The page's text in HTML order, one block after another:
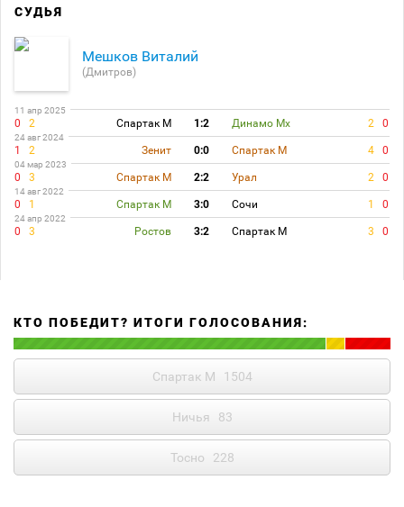
СУДЬЯ
Мешков Виталий
(Дмитров)
11 апр 2025
0 2 Спартак М 1:2 Динамо Мх 2 0
24 авг 2024
1 2 Зенит 0:0 Спартак М 4 0
04 мар 2023
0 3 Спартак М 2:2 Урал 2 0
14 авг 2022
0 1 Спартак М 3:0 Сочи 1 0
24 апр 2022
0 3 Ростов 3:2 Спартак М 3 0
КТО ПОБЕДИТ? ИТОГИ ГОЛОСОВАНИЯ:
Спартак М 1504
Ничья 83
Тосно 228